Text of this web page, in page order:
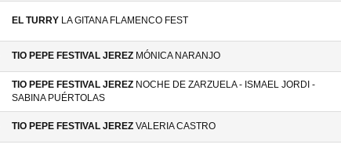
EL TURRY LA GITANA FLAMENCO FEST
TIO PEPE FESTIVAL JEREZ MÓNICA NARANJO
TIO PEPE FESTIVAL JEREZ NOCHE DE ZARZUELA - ISMAEL JORDI -
SABINA PUÉRTOLAS
TIO PEPE FESTIVAL JEREZ VALERIA CASTRO